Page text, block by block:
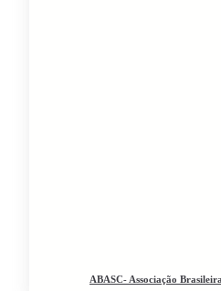
ABASC- Associação